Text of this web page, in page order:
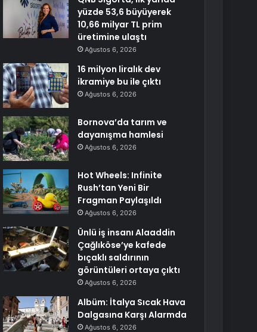
yüzde 53,6 büyüyerek
10,66 milyar TL prim
üretimine ulaştı
Ağustos 6, 2026
16 milyon liralık dev
ikramiye bu ile çıktı
Ağustos 6, 2026
Bornova’da tarım ve
dayanışma hamlesi
Ağustos 6, 2026
Hot Wheels: Infinite
Rush’tan Yeni Bir
Fragman Paylaşıldı
Ağustos 6, 2026
Ünlü iş insanı Alaaddin
Çağlıköse’ye kafede
bıçaklı saldırının
görüntüleri ortaya çıktı
Ağustos 6, 2026
Albüm: İtalya Sıcak Hava
Dalgasına Karşı Alarmda
Ağustos 6, 2026